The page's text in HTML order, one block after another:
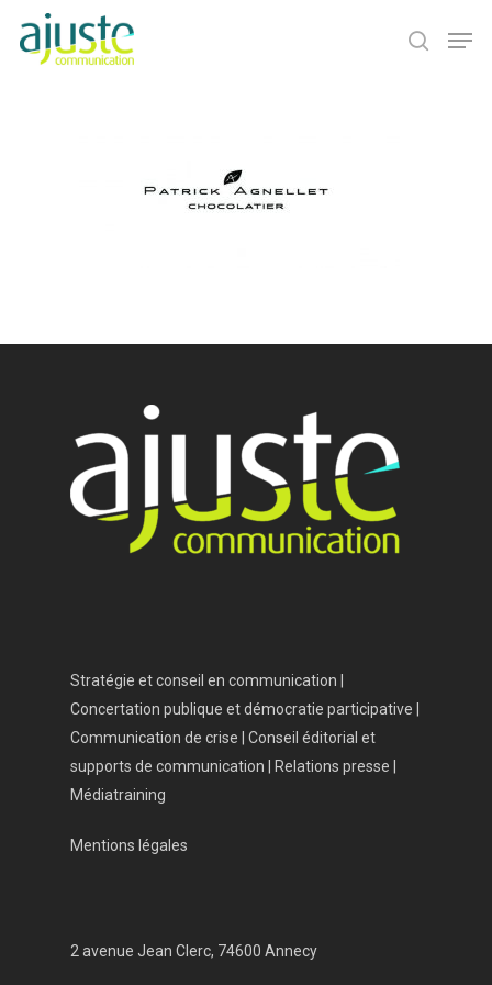
Stratégie et conseil en communication |
Concertation publique et démocratie participative |
Communication de crise | Conseil éditorial et
supports de communication | Relations presse |
Médiatraining
Mentions légales
2 avenue Jean Clerc, 74600 Annecy
Accueil
Vos besoins
Nous connaître
Actualités
Salle de presse